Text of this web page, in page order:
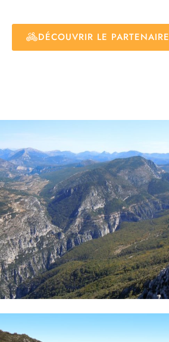
DÉCOUVRIR LE PARTENAIRE